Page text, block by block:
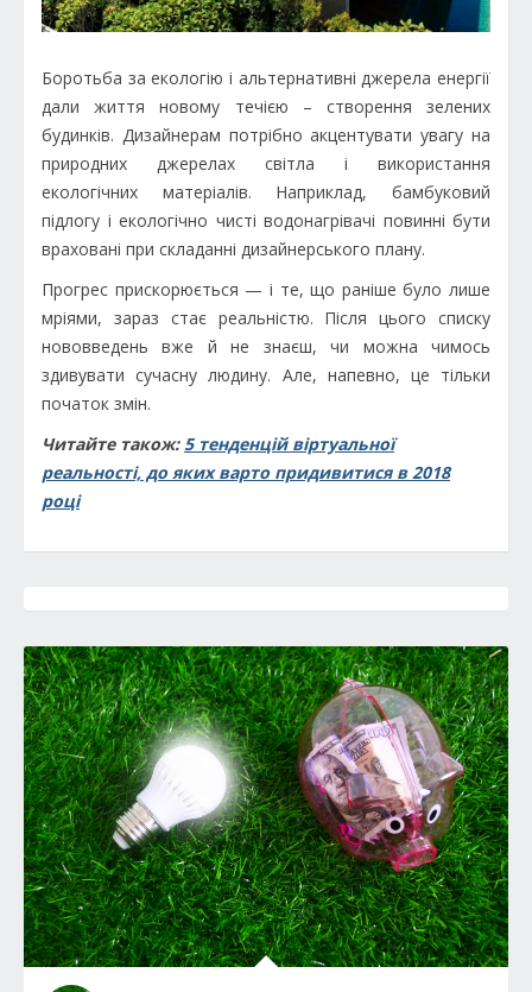
Боротьба за екологію і альтернативні джерела енергії
дали життя новому течією – створення зелених
будинків. Дизайнерам потрібно акцентувати увагу на
природних джерелах світла і використання
екологічних матеріалів. Наприклад, бамбуковий
підлогу і екологічно чисті водонагрівачі повинні бути
враховані при складанні дизайнерського плану.
Прогрес прискорюється — і те, що раніше було лише
мріями, зараз стає реальністю. Після цього списку
нововведень вже й не знаєш, чи можна чимось
здивувати сучасну людину. Але, напевно, це тільки
початок змін.
Читайте також: 5 тенденцій віртуальної
реальності, до яких варто придивитися в 2018
році